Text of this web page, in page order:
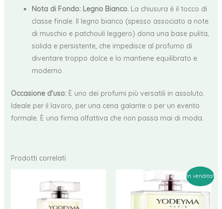
Nota di Fondo: Legno Bianco.La chiusura è il tocco di
classe finale. Il legno bianco (spesso associato a note
di muschio e patchouli leggero) dona una base pulita,
solida e persistente, che impedisce al profumo di
diventare troppo dolce e lo mantiene equilibrato e
moderno.
Occasione d’uso:È uno dei profumi più versatili in assoluto.
Ideale per il lavoro, per una cena galante o per un evento
formale. È una firma olfattiva che non passa mai di moda.
Prodotti correlati
In vendita!